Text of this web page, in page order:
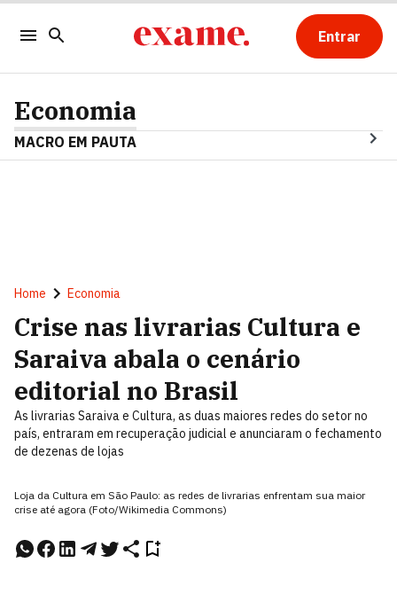
Entrar
Economia
MACRO EM PAUTA
Home Economia
Crise nas livrarias Cultura e
Saraiva abala o cenário
editorial no Brasil
As livrarias Saraiva e Cultura, as duas maiores redes do setor no
país, entraram em recuperação judicial e anunciaram o fechamento
de dezenas de lojas
Loja da Cultura em São Paulo: as redes de livrarias enfrentam sua maior
crise até agora (Foto/Wikimedia Commons)